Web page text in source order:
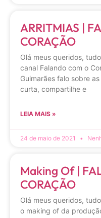
ARRITMIAS |
CORAÇÃO
Olá meus queridos,
canal Falando com o
Guimarães falo sobre
curta, compartilhe e
LEIA MAIS »
24 de maio de 2021
Making Of |
CORAÇÃO
Olá meus queridos,
o making of da